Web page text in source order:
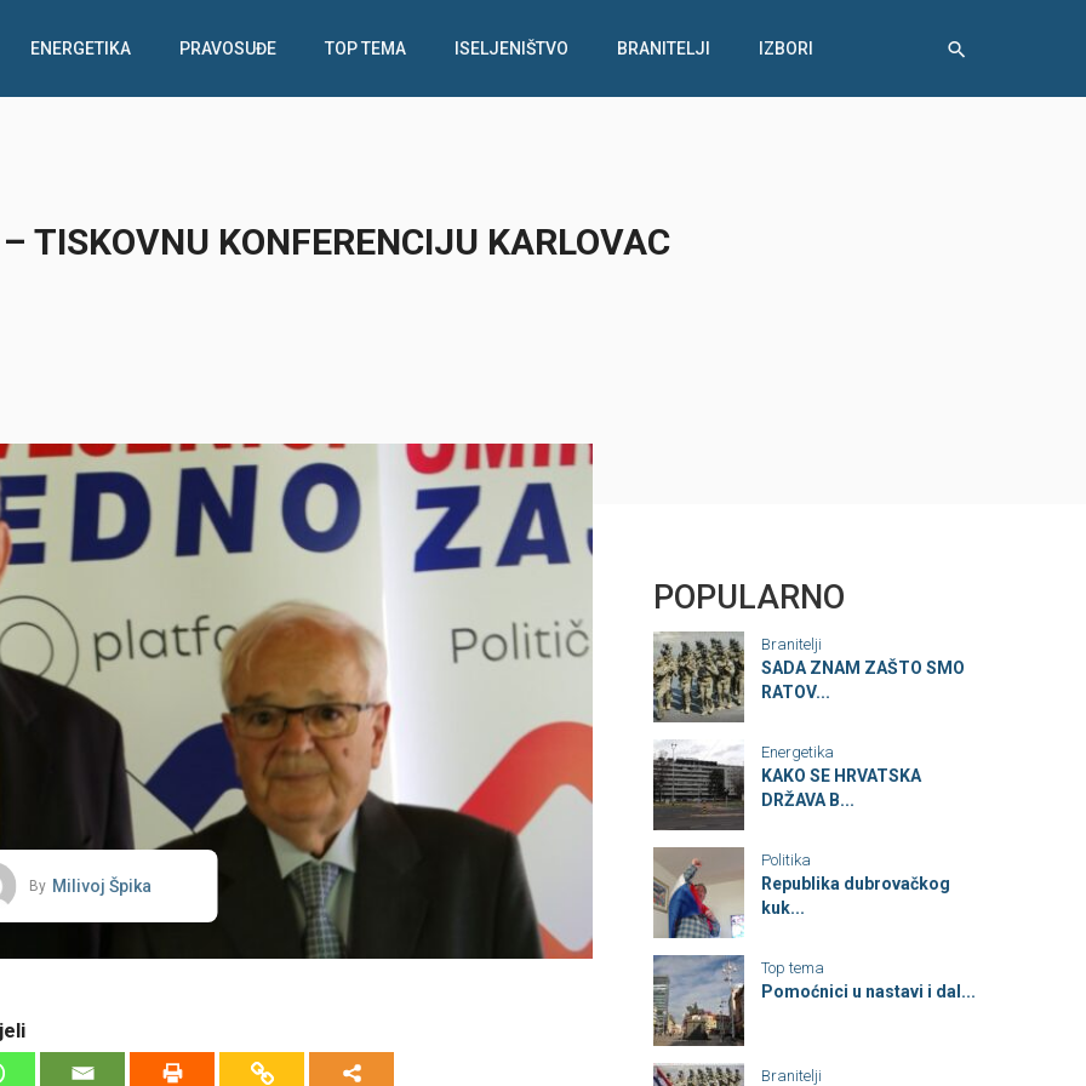
ENERGETIKA PRAVOSUĐE TOP TEMA ISELJENIŠTVO BRANITELJI IZBORI
TISKOVNU KONFERENCIJU KARLOVAC
By Milivoj Špika
POPULARNO
Branitelji
SADA ZNAM ZAŠTO SMO
RATOV...
Energetika
KAKO SE HRVATSKA
DRŽAVA B...
Politika
Republika dubrovačkog
kuk...
Top tema
Pomoćnici u nastavi i dal...
Branitelji